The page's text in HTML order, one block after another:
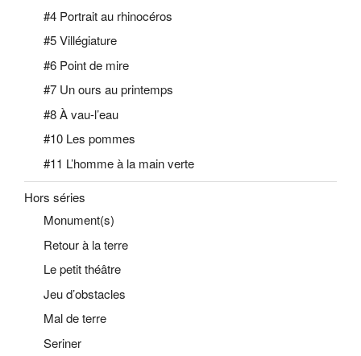
#4 Portrait au rhinocéros
#5 Villégiature
#6 Point de mire
#7 Un ours au printemps
#8 À vau-l’eau
#10 Les pommes
#11 L’homme à la main verte
Hors séries
Monument(s)
Retour à la terre
Le petit théâtre
Jeu d’obstacles
Mal de terre
Seriner